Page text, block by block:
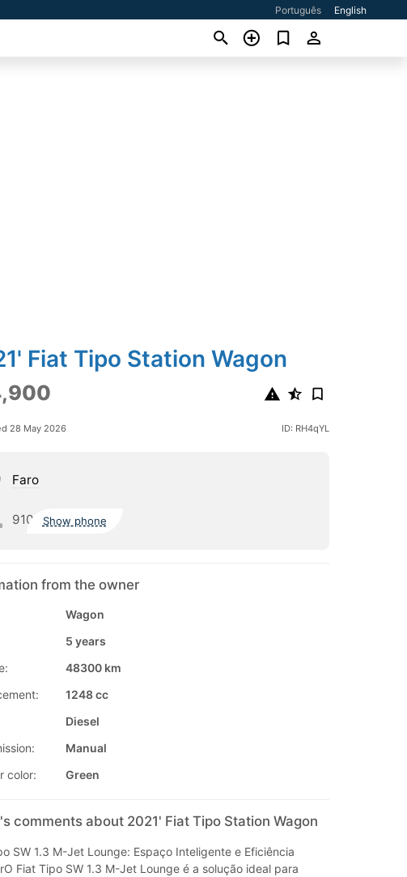
Português English
Fiat Tipo Station Wagon
28 May 2026 ID: RH4qYL
Faro
910 Show phone
from the owner
Wagon
5 years
48300 km
1248 cc
Diesel
Manual
color:
Green
comments about 2021' Fiat Tipo Station Wagon
SW 1.3 M-Jet Lounge: Espaço Inteligente e Eficiência
Fiat Tipo SW 1.3 M-Jet Lounge é a solução ideal para